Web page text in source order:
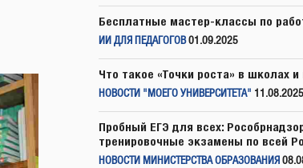
Бесплатные мастер-классы по
ИИ ДЛЯ ПЕДАГОГОВ 01.09.2025
Что такое «Точки роста» в школах
НОВОСТИ "МОЕГО УНИВЕРСИТЕТА" 11.08.2025
Пробный ЕГЭ для всех:
тренировочные экзамены по всей
НОВОСТИ МИНИСТЕРСТВА ОБРАЗОВАНИЯ